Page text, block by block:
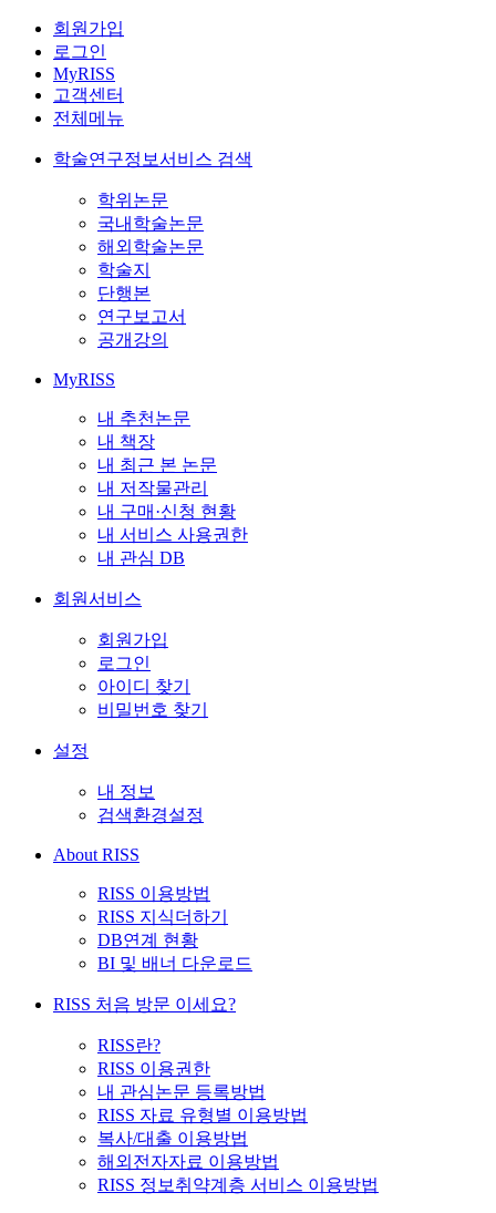
회원가입
로그인
MyRISS
고객센터
전체메뉴
학술연구정보서비스 검색
학위논문
국내학술논문
해외학술논문
학술지
단행본
연구보고서
공개강의
MyRISS
내 추천논문
내 책장
내 최근 본 논문
내 저작물관리
내 구매·신청 현황
내 서비스 사용권한
내 관심 DB
회원서비스
회원가입
로그인
아이디 찾기
비밀번호 찾기
설정
내 정보
검색환경설정
About RISS
RISS 이용방법
RISS 지식더하기
DB연계 현황
BI 및 배너 다운로드
RISS 처음 방문 이세요?
RISS란?
RISS 이용권한
내 관심논문 등록방법
RISS 자료 유형별 이용방법
복사/대출 이용방법
해외전자자료 이용방법
RISS 정보취약계층 서비스 이용방법